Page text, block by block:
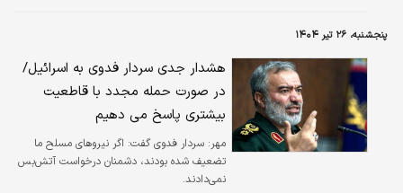
پنجشنبه، ۲۶ تیر ۱۴۰۴
هشدار جدی سردار فدوی به اسرائیل/
در صورت حمله مجدد با قاطعیت
بیشتری پاسخ می دهیم
مهر: سردار فدوی گفت: اگر نیروهای مسلح ما
تضعیف شده بودند، دشمنان درخواست آتش‌بس
نمی‌دادند.